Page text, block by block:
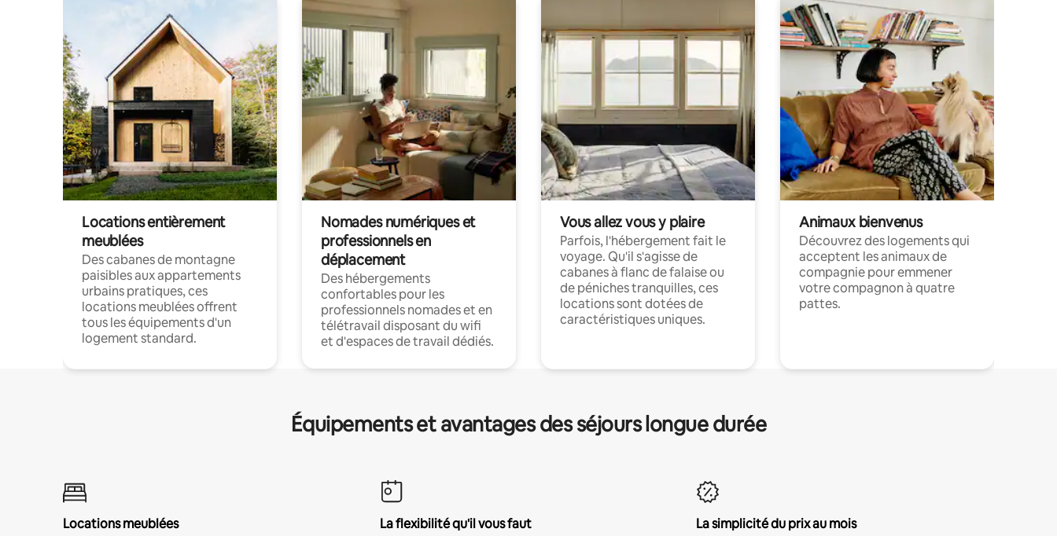
Locations entièrement
meublées
Des cabanes de montagne
paisibles aux appartements
urbains pratiques, ces
locations meublées offrent
tous les équipements d'un
logement standard.
Nomades numériques et
professionnels en
déplacement
Des hébergements
confortables pour les
professionnels nomades et en
télétravail disposant du wifi
et d'espaces de travail dédiés.
Vous allez vous y plaire
Parfois, l'hébergement fait le
voyage. Qu'il s'agisse de
cabanes à flanc de falaise ou
de péniches tranquilles, ces
locations sont dotées de
caractéristiques uniques.
Animaux bienvenus
Découvrez des logements qui
acceptent les animaux de
compagnie pour emmener
votre compagnon à quatre
pattes.
Équipements et avantages des séjours longue durée
Locations meublées
La flexibilité qu'il vous faut
La simplicité du prix au mois